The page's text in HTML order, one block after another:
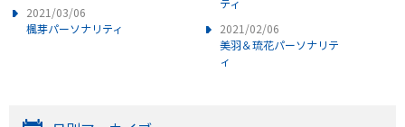
2021/03/06
楓芽パーソナリティ
2021/02/06
美羽＆琉花パーソナリテ
ィ